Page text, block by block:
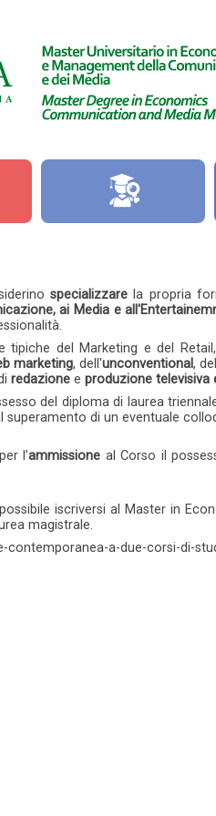
specializzare la propria
ai Media e
del Marketing e del
marketing, dell'unconventional, del
redazione e produzione televisiva
del diploma di laurea
di un eventuale
l’ammissione al Corso il
iscriversi al Master in
magistrale.
contemporanea-a-due-corsi-di-